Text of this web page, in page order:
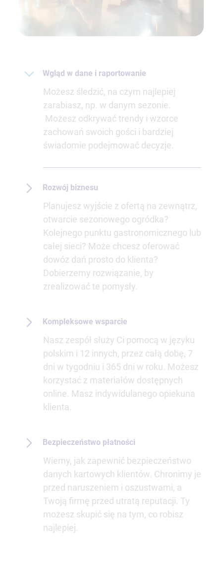
Wgląd w dane i raportowanie
Możesz śledzić, na czym najlepiej
zarabiasz, np. w danym sezonie.
Możesz odkrywać trendy i wzorce
zachowań swoich gości i bardziej
świadomie podejmować decyzje.
Rozwój biznesu
Planujesz wyjście z ofertą na zewnątrz,
otwarcie sezonowego ogródka?
Kolejnego punktu gastronomicznego lub
całej sieci? Może chcesz oferować
dowóz dań prosto do klienta?
Dobierzemy rozwiązanie, by
zrealizować te pomysły.
Kompleksowe wsparcie
Nasz zespół służy Ci pomocą w języku
polskim i 12 innych, przez całą dobę, 7
dni w tygodniu i 365 dni w roku. Możesz
korzystać z materiałów dostępnych
online. Masz indywidulanego opiekuna
klienta.
Bezpieczeństwo płatności
Wiemy, jak zapewnić bezpieczeństwo
danych kartowych klientów. Chronimy je
przed naruszeniem i oszustwami, a
Twoją firmę przed utratą reputacji. Ty
możesz skupić się na tym, co robisz
najlepiej.